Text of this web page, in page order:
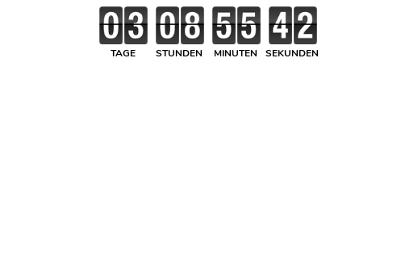
TAGE STUNDEN MINUTEN SEKUNDEN